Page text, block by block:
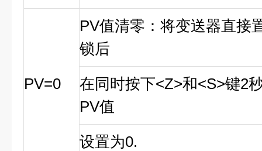
PV=0
PV值清零：将变送器直接
锁后
在同时按下<Z>和<S>键2
PV值
设置为0.